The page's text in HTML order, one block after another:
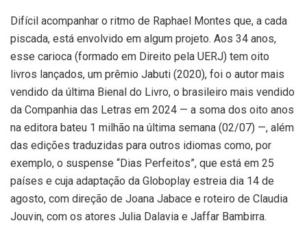
Difícil acompanhar o ritmo de Raphael Montes que, a cada
piscada, está envolvido em algum projeto. Aos 34 anos,
esse carioca (formado em Direito pela UERJ) tem oito
livros lançados, um prêmio Jabuti (2020), foi o autor mais
vendido da última Bienal do Livro, o brasileiro mais vendido
da Companhia das Letras em 2024 — a soma dos oito anos
na editora bateu 1 milhão na última semana (02/07) —, além
das edições traduzidas para outros idiomas como, por
exemplo, o suspense “Dias Perfeitos”, que está em 25
países e cuja adaptação da Globoplay estreia dia 14 de
agosto, com direção de Joana Jabace e roteiro de Claudia
Jouvin, com os atores Julia Dalavia e Jaffar Bambirra.